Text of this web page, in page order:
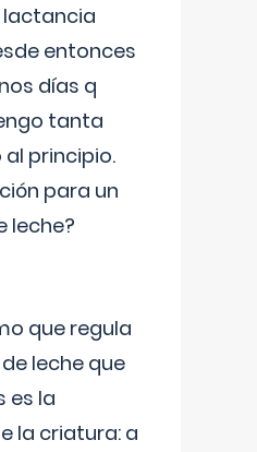
entonces
días q
tanta
principio.
para un
leche?
que regula
leche que
es la
la criatura: a